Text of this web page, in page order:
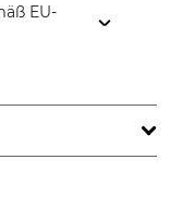
EU-